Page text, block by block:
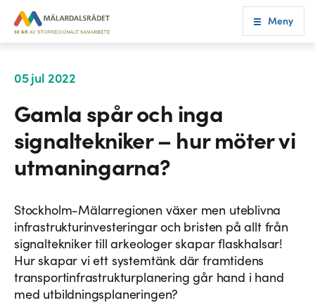
Meny
05 jul 2022
Gamla spår och inga
signaltekniker – hur möter vi
utmaningarna?
Stockholm-Mälarregionen växer men uteblivna
infrastrukturinvesteringar och bristen på allt från
signaltekniker till arkeologer skapar flaskhalsar!
Hur skapar vi ett systemtänk där framtidens
transportinfrastrukturplanering går hand i hand
med utbildningsplaneringen?